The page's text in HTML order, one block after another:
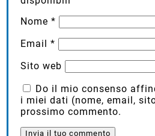
Nome*
Email*
Sito web
Do il mio consenso
i miei dati (nome, email,
prossimo commento.